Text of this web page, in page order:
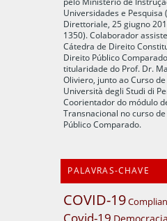
Universidades e Pesquisa
Direttoriale, 25 giugno
1350). Colaborador
Cátedra de Direito
Direito Público
titularidade do Prof. Dr.
Oliviero, junto ao Curso
Università degli Studi di
Coorientador do módulo
Transnacional no curso
Público Comparado.
PALAVRAS-CHAVE
COVID-19